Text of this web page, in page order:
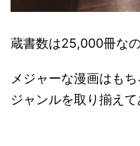
蔵書数は25,000冊な
メジャーな漫画はも
ジャンルを取り揃えて